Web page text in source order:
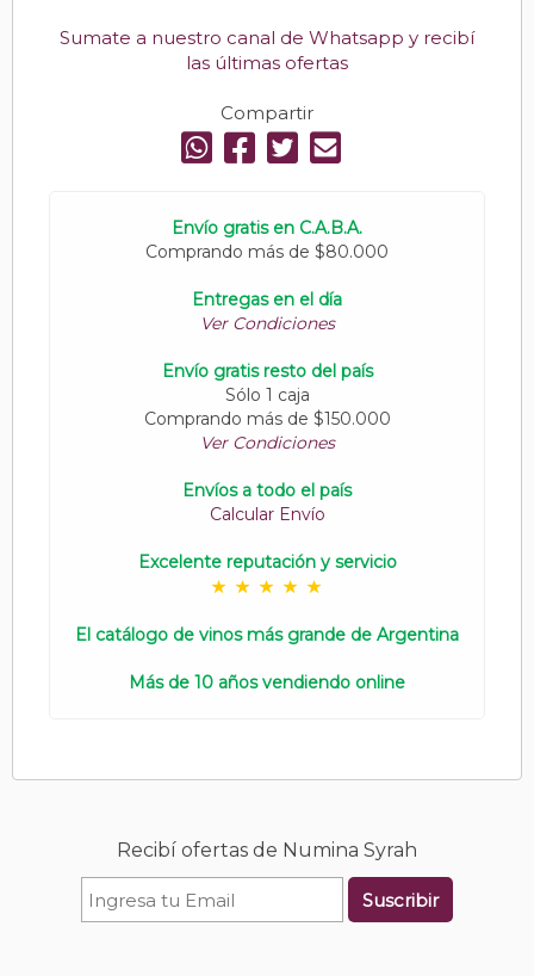
Sumate a nuestro canal de Whatsapp y recibí
las últimas ofertas
Compartir
Envío gratis en C.A.B.A.
Comprando más de $80.000
Entregas en el día
Ver Condiciones
Envío gratis resto del país
Sólo 1 caja
Comprando más de $150.000
Ver Condiciones
Envíos a todo el país
Calcular Envío
Excelente reputación y servicio
El catálogo de vinos más grande de Argentina
Más de 10 años vendiendo online
Recibí ofertas de Numina Syrah
Suscribir